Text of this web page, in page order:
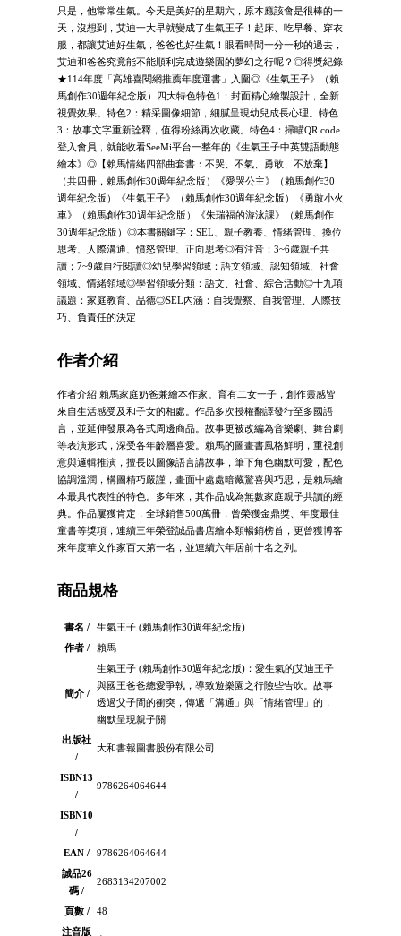
只是，他常常生氣。今天是美好的星期六，原本應該會是很棒的一
天，沒想到，艾迪一大早就變成了生氣王子！起床、吃早餐、穿衣
服，都讓艾迪好生氣，爸爸也好生氣！眼看時間一分一秒的過去，
艾迪和爸爸究竟能不能順利完成遊樂園的夢幻之行呢？◎得獎紀錄
★114年度「高雄喜閱網推薦年度選書」入圍◎《生氣王子》（賴
馬創作30週年紀念版）四大特色特色1：封面精心繪製設計，全新
視覺效果。特色2：精采圖像細節，細膩呈現幼兒成長心理。特色
3：故事文字重新詮釋，值得粉絲再次收藏。特色4：掃瞄QR code
登入會員，就能收看SeeMi平台一整年的《生氣王子中英雙語動態
繪本》◎【賴馬情緒四部曲套書：不哭、不氣、勇敢、不放棄】
（共四冊，賴馬創作30週年紀念版）《愛哭公主》（賴馬創作30
週年紀念版）《生氣王子》（賴馬創作30週年紀念版）《勇敢小火
車》（賴馬創作30週年紀念版）《朱瑞福的游泳課》（賴馬創作
30週年紀念版）◎本書關鍵字：SEL、親子教養、情緒管理、換位
思考、人際溝通、憤怒管理、正向思考◎有注音：3~6歲親子共
讀；7~9歲自行閱讀◎幼兒學習領域：語文領域、認知領域、社會
領域、情緒領域◎學習領域分類：語文、社會、綜合活動◎十九項
議題：家庭教育、品德◎SEL內涵：自我覺察、自我管理、人際技
巧、負責任的決定
作者介紹
作者介紹 賴馬家庭奶爸兼繪本作家。育有二女一子，創作靈感皆
來自生活感受及和子女的相處。作品多次授權翻譯發行至多國語
言，並延伸發展為各式周邊商品。故事更被改編為音樂劇、舞台劇
等表演形式，深受各年齡層喜愛。賴馬的圖畫書風格鮮明，重視創
意與邏輯推演，擅長以圖像語言講故事，筆下角色幽默可愛，配色
協調溫潤，構圖精巧嚴謹，畫面中處處暗藏驚喜與巧思，是賴馬繪
本最具代表性的特色。多年來，其作品成為無數家庭親子共讀的經
典。作品屢獲肯定，全球銷售500萬冊，曾榮獲金鼎獎、年度最佳
童書等獎項，連續三年榮登誠品書店繪本類暢銷榜首，更曾獲博客
來年度華文作家百大第一名，並連續六年居前十名之列。
商品規格
書名 /
生氣王子 (賴馬創作30週年紀念版)
作者 /
賴馬
簡介 /
生氣王子 (賴馬創作30週年紀念版)：愛生氣的艾迪王子
與國王爸爸總愛爭執，導致遊樂園之行險些告吹。故事
透過父子間的衝突，傳遞「溝通」與「情緒管理」的，
幽默呈現親子關
出版社
/
大和書報圖書股份有限公司
ISBN13
/
9786264064644
ISBN10
/
EAN /
9786264064644
誠品26
碼 /
2683134207002
頁數 /
48
注音版